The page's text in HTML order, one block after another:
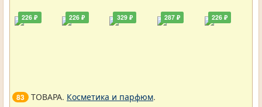
226 ₽ 226 ₽ 329 ₽ 287 ₽ 226 ₽
83 ТОВАРА. Косметика и парфюм.